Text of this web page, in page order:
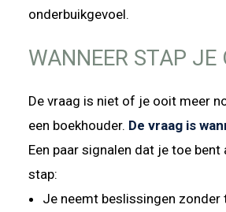
onderbuikgevoel.
WANNEER STAP JE
De vraag is niet of je ooit meer
een boekhouder. De vraag is
Een paar signalen dat je toe bent
stap:
Je neemt beslissingen zonder